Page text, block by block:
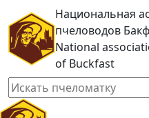
Национальная
пчеловодов
National
of Buckfast